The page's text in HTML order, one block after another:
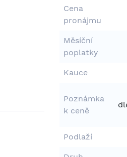
Cena
pronájmu
Měsíční
poplatky
Kauce
Poznámka
k ceně
Podlaží